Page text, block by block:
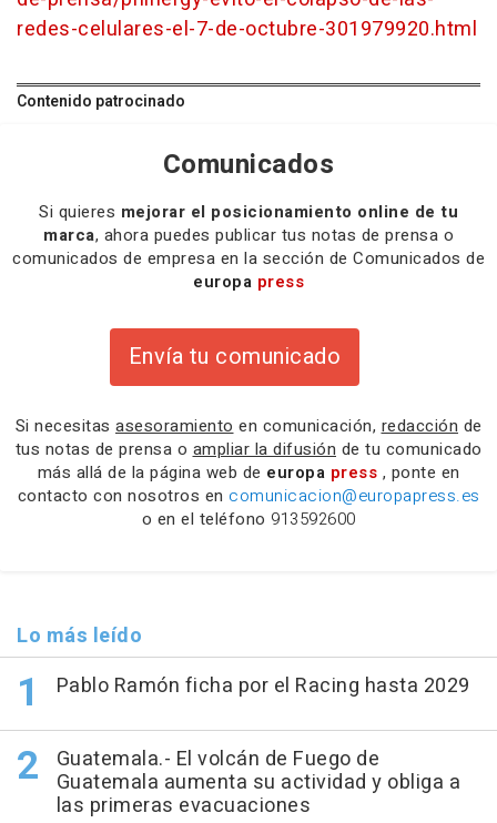
redes-celulares-el-7-de-octubre-301979920.html
Contenido patrocinado
Comunicados
Si quieres mejorar el posicionamiento online de tu
marca, ahora puedes publicar tus notas de prensa o
comunicados de empresa en la sección de Comunicados de
europa press
Envía tu comunicado
Si necesitas asesoramiento en comunicación, redacción de
tus notas de prensa o ampliar la difusión de tu comunicado
más allá de la página web de europa press , ponte en
contacto con nosotros en comunicacion@europapress.es
o en el teléfono 913592600
Lo más leído
Pablo Ramón ficha por el Racing hasta 2029
Guatemala.- El volcán de Fuego de
Guatemala aumenta su actividad y obliga a
las primeras evacuaciones